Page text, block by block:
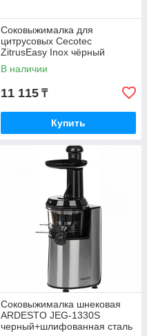
Соковыжималка для
цитрусовых Cecotec
ZitrusEasy Inox чёрный
(04069)
В наличии
11 115 ₸
Купить
Соковыжималка шнековая
ARDESTO JEG-1330S
черный+шлифованная сталь